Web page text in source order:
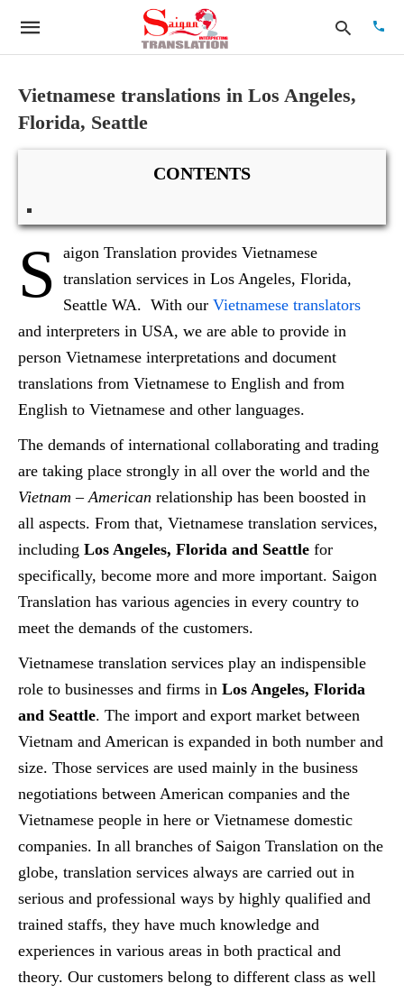
your
enter:
Vietnamese translations in Los Angeles,
Florida, Seattle
CONTENTS
S
aigon Translation provides Vietnamese
translation services in Los Angeles, Florida,
Seattle WA. With our Vietnamese translators
and interpreters in USA, we are able to provide in
person Vietnamese interpretations and document
translations from Vietnamese to English and from
English to Vietnamese and other languages.
The demands of international collaborating and trading
are taking place strongly in all over the world and the
Vietnam – American relationship has been boosted in
all aspects. From that, Vietnamese translation services,
including Los Angeles, Florida and Seattle for
specifically, become more and more important. Saigon
Translation has various agencies in every country to
meet the demands of the customers.
Vietnamese translation services play an indispensible
role to businesses and firms in Los Angeles, Florida
and Seattle. The import and export market between
Vietnam and American is expanded in both number and
size. Those services are used mainly in the business
negotiations between American companies and the
Vietnamese people in here or Vietnamese domestic
companies. In all branches of Saigon Translation on the
globe, translation services always are carried out in
serious and professional ways by highly qualified and
trained staffs, they have much knowledge and
experiences in various areas in both practical and
theory. Our customers belong to different class as well